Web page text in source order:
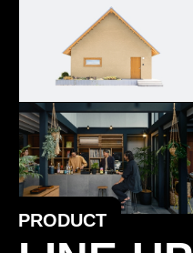
PRODUCT